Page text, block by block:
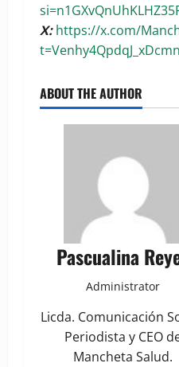
X:https://x.com/
ABOUT THE AUTHOR
Pascualina
Administrator
Licda. Comunicación
Periodista y CEO
Mancheta Salud.